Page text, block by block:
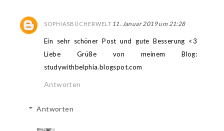
SOPHIASBÜCHERWELT 11. Januar 2019 um 21:28
Ein sehr schöner Post und gute Besserung <3
Liebe Grüße von meinem Blog:
studywithbelphia.blogspot.com
Antworten
Antworten